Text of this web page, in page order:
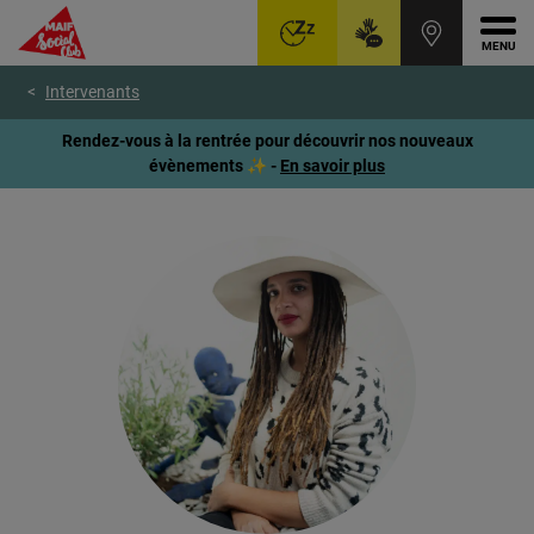
contenu
page
Intervenants
Rendez-vous à la rentrée pour découvrir nos nouveaux
évènements ✨ - En savoir plus